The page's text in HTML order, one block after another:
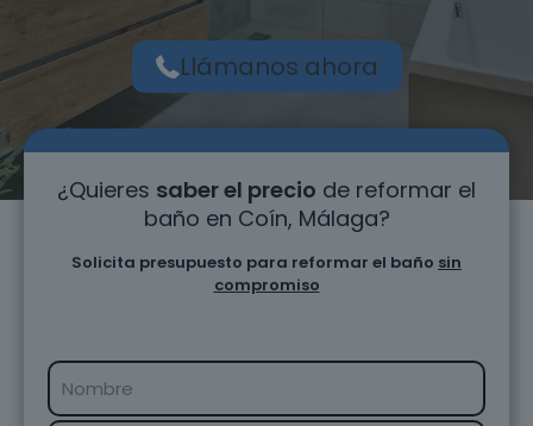
Llámanos ahora
¿Quieres saber el precio de reformar el
baño en Coín, Málaga?
Solicita presupuesto para reformar el baño sin
compromiso